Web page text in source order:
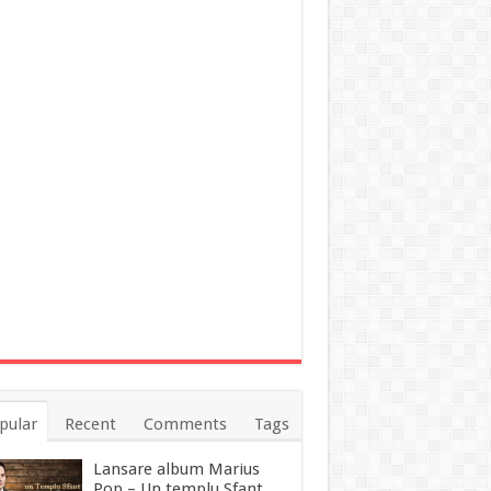
Recent Comments Tags
Lansare album Marius